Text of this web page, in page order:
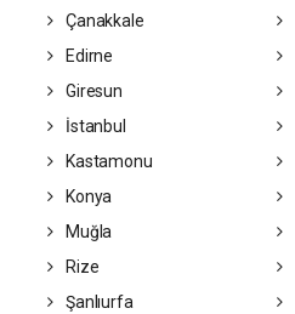
Çanakkale
Edirne
Giresun
İstanbul
Kastamonu
Konya
Muğla
Rize
Şanlıurfa